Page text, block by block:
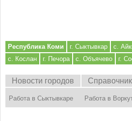
Республика Коми г. Сыктывкар с.
с. Кослан
г. Печора с. Объячево г.
Новости городов Справочник
Работа в Сыктывкаре Работа в